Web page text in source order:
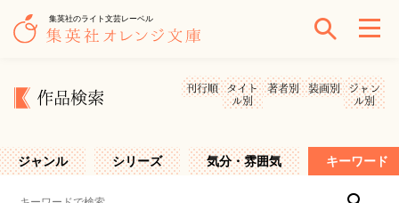
集英社のライト文芸レーベル
作品検索
刊行順
タイト
ル別
著者別 装画別
ジャン
ル別
ジャンル シリーズ 気分・雰囲気 キーワード